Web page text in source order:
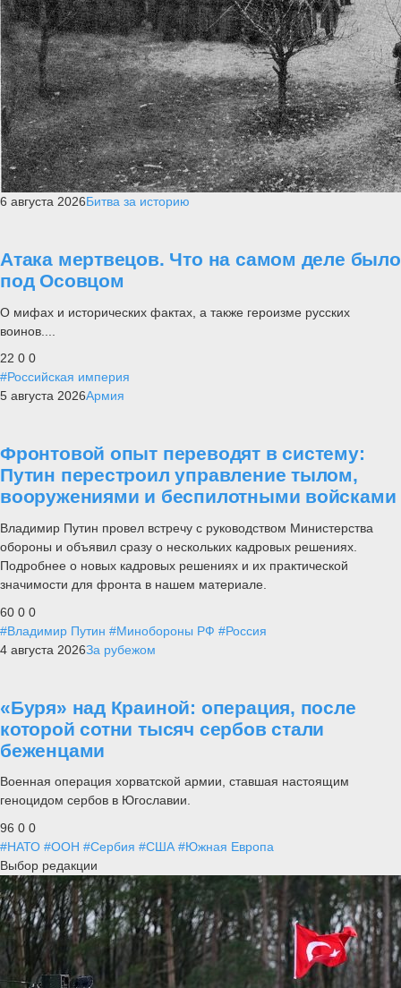
6 августа 2026Битва за историю
Атака мертвецов. Что на самом деле было
под Осовцом
О мифах и исторических фактах, а также героизме русских
воинов....
22 0 0
#Российская империя
5 августа 2026Армия
Фронтовой опыт переводят в систему:
Путин перестроил управление тылом,
вооружениями и беспилотными войсками
Владимир Путин провел встречу с руководством Министерства
обороны и объявил сразу о нескольких кадровых решениях.
Подробнее о новых кадровых решениях и их практической
значимости для фронта в нашем материале.
60 0 0
#Владимир Путин #Минобороны РФ #Россия
4 августа 2026За рубежом
«Буря» над Краиной: операция, после
которой сотни тысяч сербов стали
беженцами
Военная операция хорватской армии, ставшая настоящим
геноцидом сербов в Югославии.
96 0 0
#НАТО #ООН #Сербия #США #Южная Европа
Выбор редакции